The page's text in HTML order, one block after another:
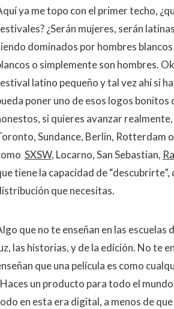
ya me topo con el primer techo,
¿Serán mujeres, serán
dominados por hombres
o simplemente son hombres.
latino pequeño y tal vez ahí si
poner uno de esos logos
si quieres avanzar
Sundance, Berlin, Rotterdam
SXSW, Locarno, San Sebastian,
tiene la capacidad de
que necesitas.
que no te enseñan en las escuelas
las historias, y de la edición. No te
que una película es como
un producto para todo el
en esta era digital, a menos de